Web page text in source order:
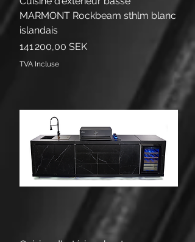
MARMONT Rockbeam sthlm blanc
islandais
Prix
141 200,00 SEK
TVA Incluse